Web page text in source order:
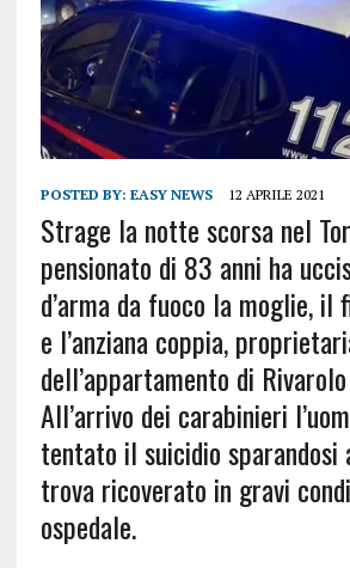
POSTED BY: EASY NEWS 12 APRILE 2021
Strage la notte scorsa nel
pensionato di 83 anni ha
d’arma da fuoco la moglie, il
e l’anziana coppia,
dell’appartamento di
All’arrivo dei carabinieri
tentato il suicidio sparandosi
trova ricoverato in gravi
ospedale.